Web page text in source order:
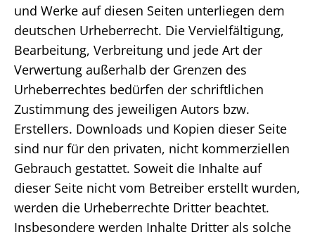
und Werke auf diesen Seiten unterliegen dem
deutschen Urheberrecht. Die Vervielfältigung,
Bearbeitung, Verbreitung und jede Art der
Verwertung außerhalb der Grenzen des
Urheberrechtes bedürfen der schriftlichen
Zustimmung des jeweiligen Autors bzw.
Erstellers. Downloads und Kopien dieser Seite
sind nur für den privaten, nicht kommerziellen
Gebrauch gestattet. Soweit die Inhalte auf
dieser Seite nicht vom Betreiber erstellt wurden,
werden die Urheberrechte Dritter beachtet.
Insbesondere werden Inhalte Dritter als solche